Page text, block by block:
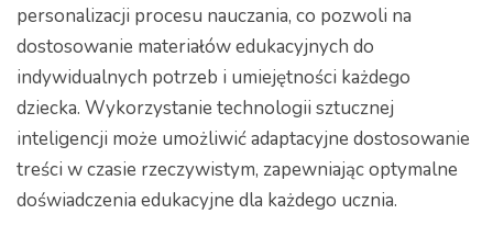
personalizacji procesu nauczania, co pozwoli na
dostosowanie materiałów edukacyjnych do
indywidualnych potrzeb i umiejętności każdego
dziecka. Wykorzystanie technologii sztucznej
inteligencji może umożliwić adaptacyjne dostosowanie
treści w czasie rzeczywistym, zapewniając optymalne
doświadczenia edukacyjne dla każdego ucznia.